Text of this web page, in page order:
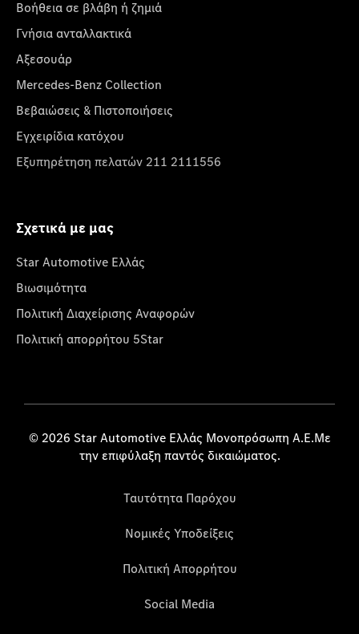
Βοήθεια σε βλάβη ή ζημιά
Γνήσια ανταλλακτικά
Αξεσουάρ
Mercedes-Benz Collection
Βεβαιώσεις & Πιστοποιήσεις
Εγχειρίδια κατόχου
Εξυπηρέτηση πελατών 211 2111556
Σχετικά με μας
Star Automotive Ελλάς
Βιωσιμότητα
Πολιτική Διαχείρισης Αναφορών
Πολιτική απορρήτου 5Star
© 2026 Star Automotive Ελλάς Μονοπρόσωπη Α.Ε.Με
την επιφύλαξη παντός δικαιώματος.
Ταυτότητα Παρόχου
Νομικές Υποδείξεις
Πολιτική Απορρήτου
Social Media